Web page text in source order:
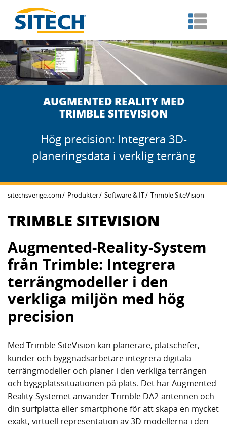
AUGMENTED REALITY MED
TRIMBLE SITEVISION
Hög precision: Integrera 3D-
planeringsdata i verklig terräng
sitechsverige.com Produkter Software & IT Trimble SiteVision
TRIMBLE SITEVISION
Augmented-Reality-System
från Trimble: Integrera
terrängmodeller i den
verkliga miljön med hög
precision
Med Trimble SiteVision kan planerare, platschefer,
kunder och byggnadsarbetare integrera digitala
terrängmodeller och planer i den verkliga terrängen
och byggplatssituationen på plats. Det här Augmented-
Reality-Systemet använder Trimble DA2-antennen och
din surfplatta eller smartphone för att skapa en mycket
exakt, virtuell representation av 3D-modellerna i den